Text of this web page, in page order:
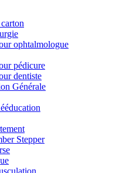
ophtalmologue
pédicure
dentiste
Générale
Stepper